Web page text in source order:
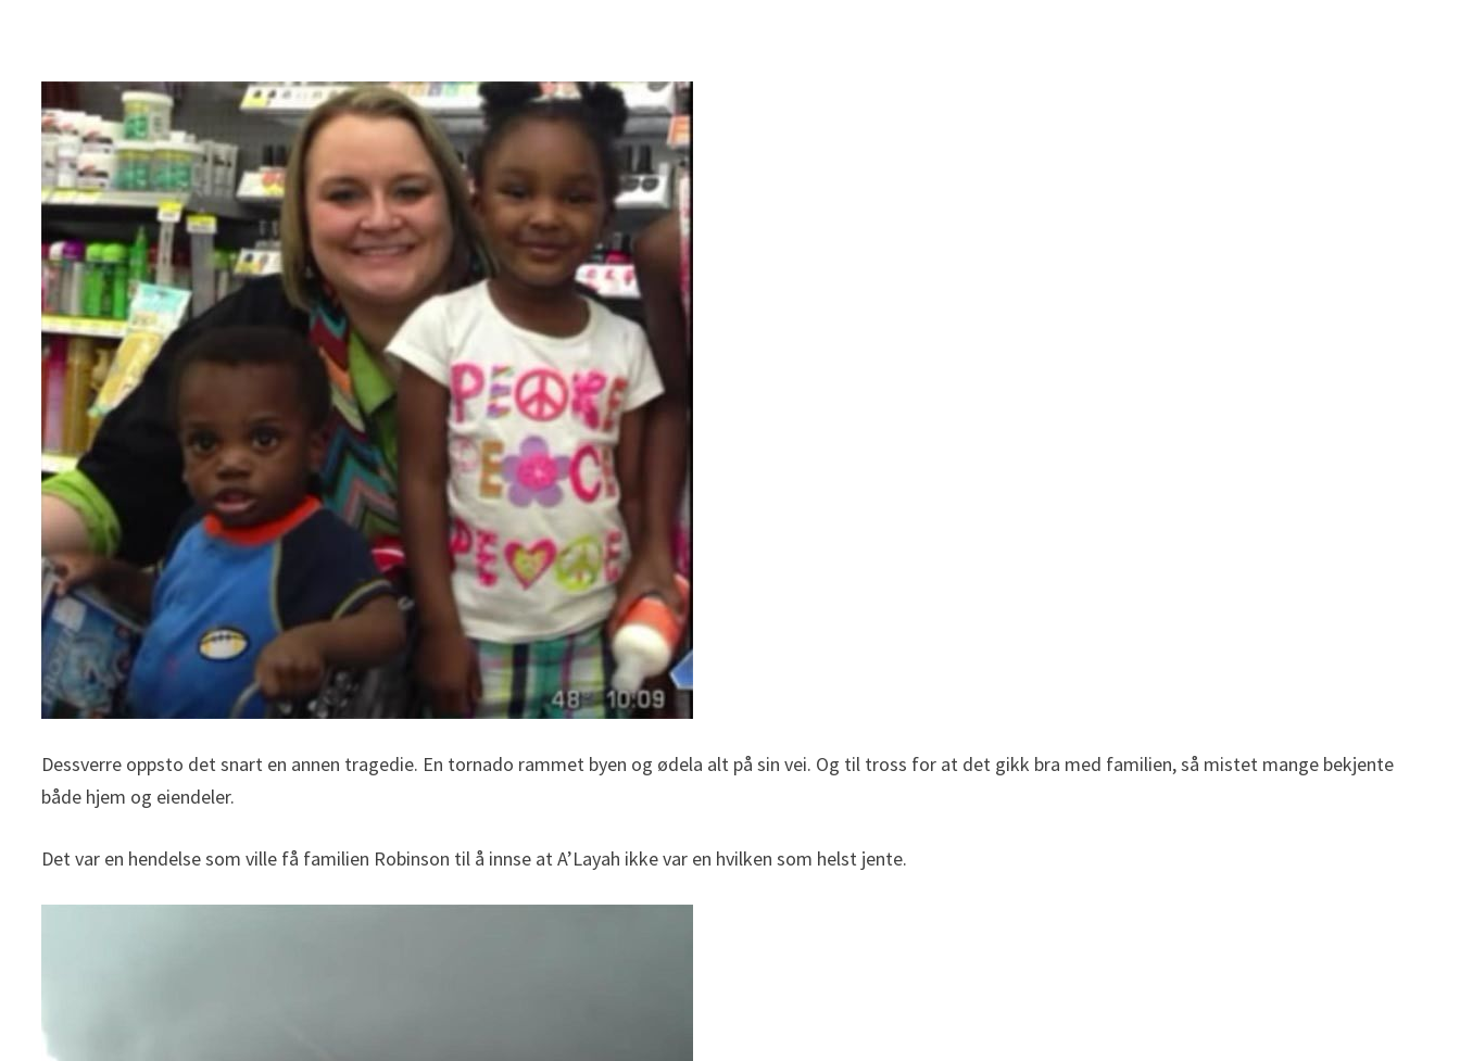
Dessverre oppsto det snart en annen tragedie. En tornado rammet byen og ødela alt på sin vei. Og til tross for at det gikk bra med familien, så mistet mange bekjente
både hjem og eiendeler.
Det var en hendelse som ville få familien Robinson til å innse at A’Layah ikke var en hvilken som helst jente.